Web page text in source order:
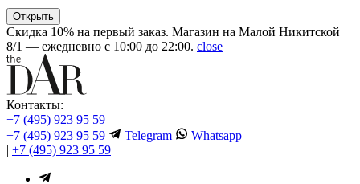
Открыть
Скидка 10% на первый заказ. Магазин на Малой Никитской
8/1 — ежедневно с 10:00 до 22:00. close
Контакты:
+7 (495) 923 95 59
+7 (495) 923 95 59
Telegram
Whatsapp
| +7 (495) 923 95 59